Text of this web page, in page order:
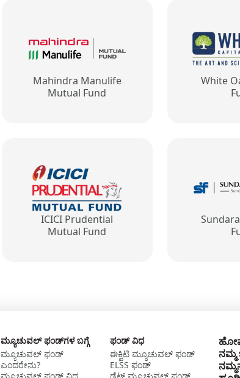
Mahindra Manulife
Mutual Fund
White
ICICI Prudential
Mutual Fund
ಮ್ಯೂಚುವಲ್‌ ಫಂಡ್‌ಗಳ ಬಗ್ಗೆ
ಮ್ಯೂಚುವಲ್‌ ಫಂಡ್‌
ಎಂದರೇನು?
ಫಂಡ್‌ ವಿಧ
ಈಕ್ವಿಟಿ ಮ್ಯೂಚುವಲ್‌ ಫಂಡ್‌
ELSS ಫಂಡ್‌
ನಮ್ಮ